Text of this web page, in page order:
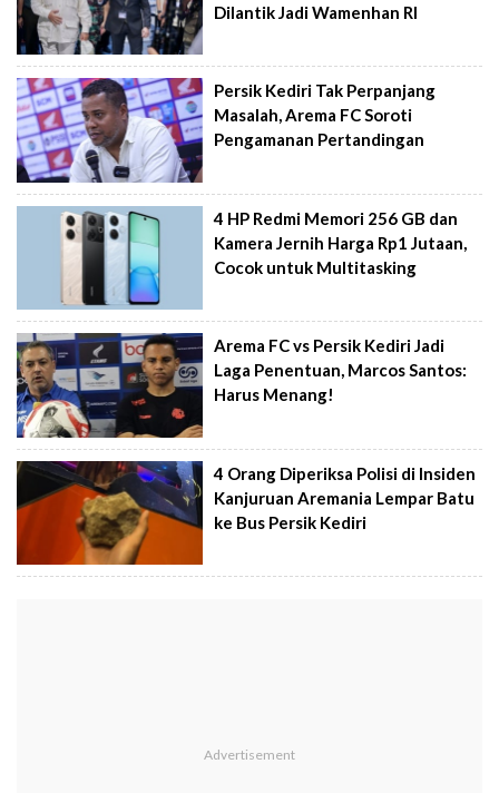
Dilantik Jadi Wamenhan RI
Persik Kediri Tak Perpanjang
Masalah, Arema FC Soroti
Pengamanan Pertandingan
4 HP Redmi Memori 256 GB dan
Kamera Jernih Harga Rp1 Jutaan,
Cocok untuk Multitasking
Arema FC vs Persik Kediri Jadi
Laga Penentuan, Marcos Santos:
Harus Menang!
4 Orang Diperiksa Polisi di Insiden
Kanjuruan Aremania Lempar Batu
ke Bus Persik Kediri